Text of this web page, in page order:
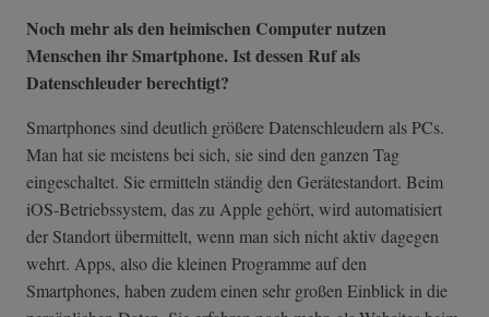
Noch mehr als den heimischen Computer nutzen
Menschen ihr Smartphone. Ist dessen Ruf als
Datenschleuder berechtigt?
Smartphones sind deutlich größere Datenschleudern als PCs.
Man hat sie meistens bei sich, sie sind den ganzen Tag
eingeschaltet. Sie ermitteln ständig den Gerätestandort. Beim
iOS-Betriebssystem, das zu Apple gehört, wird automatisiert
der Standort übermittelt, wenn man sich nicht aktiv dagegen
wehrt. Apps, also die kleinen Programme auf den
Smartphones, haben zudem einen sehr großen Einblick in die